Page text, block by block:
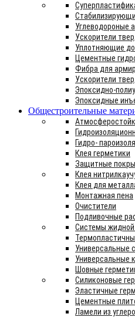
Углеводороные
Ускорители
Уплотняющие
Цементные
Фибра для
Ускорители
Эпоксидно-
Эпоксидные
Общестроительные
Гидро-
Клея герметики
Защитные
Клея
Клея для
Монтажная пена
Очистители
Подливочные
Системы жидной
Универсальные
Универсальные
Шовные
Силиконовые
Эластичные
Цементные
Ламели из